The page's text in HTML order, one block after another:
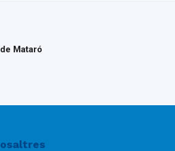
Mataró